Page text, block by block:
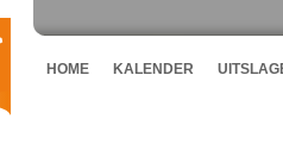
HOME KALENDER